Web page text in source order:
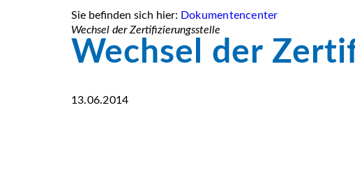
Sie befinden sich hier: Dokumentencenter
Wechsel der Zertifizierungsstelle
Wechsel der
13.06.2014